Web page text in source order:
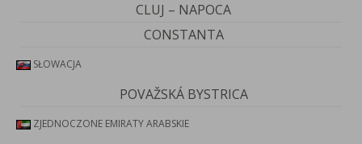
CLUJ – NAPOCA
CONSTANTA
SŁOWACJA
POVAŽSKÁ BYSTRICA
ZJEDNOCZONE EMIRATY ARABSKIE